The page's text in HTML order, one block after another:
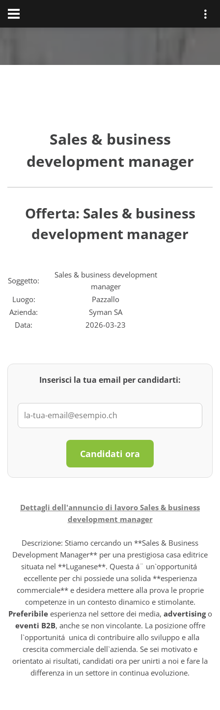
Sales & business
development manager
Offerta: Sales & business
development manager
Soggetto:
Sales & business development
manager
Luogo:
Pazzallo
Azienda:
Syman SA
Data:
2026-03-23
Inserisci la tua email per candidarti:
Candidati ora
Dettagli dell'annuncio di lavoro Sales & business
development manager
Descrizione: Stiamo cercando un **Sales & Business
Development Manager** per una prestigiosa casa editrice
situata nel **Luganese**. Questa á¨ un`opportunitá
eccellente per chi possiede una solida **esperienza
commerciale** e desidera mettere alla prova le proprie
competenze in un contesto dinamico e stimolante.
Preferibileesperienza nel settore dei media, advertisingo
eventi B2B, anche se non vincolante. La posizione offre
l`opportunitá unica di contribuire allo sviluppo e alla
crescita commerciale dell`azienda. Se sei motivato e
orientato ai risultati, candidati ora per unirti a noi e fare la
differenza in un settore in continua evoluzione.